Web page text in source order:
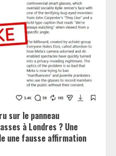
sur le panneau
à Londres ? Une
une fausse affirmation